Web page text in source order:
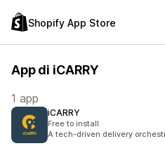
Shopify App Store
App di iCARRY
1 app
iCARRY
Free to install
A tech-driven delivery